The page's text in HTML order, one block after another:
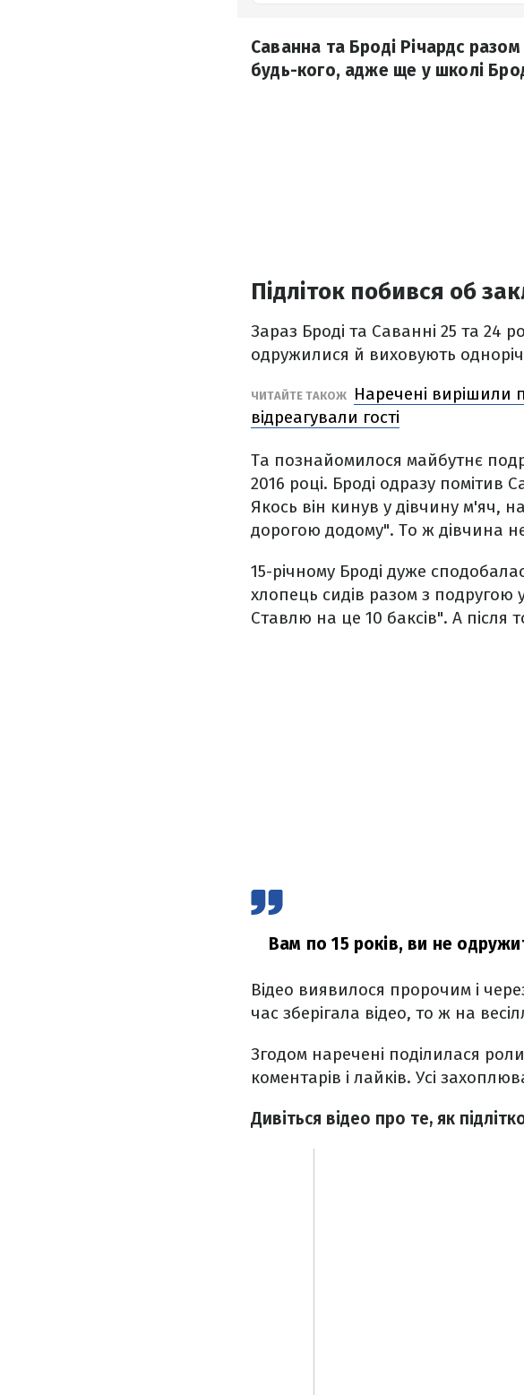
Саванна та Броді Річардс
будь-кого, адже ще у школі
Підліток побився об
Зараз Броді та Саванні 25 та 24
одружилися й виховують
ЧИТАЙТЕ ТАКОЖ
Наречені вирішили
відреагували гості
Та познайомилося майбутнє
2016 році. Броді одразу помітив
Якось він кинув у дівчину м'яч,
дорогою додому". То ж дівчина
15-річному Броді дуже
хлопець сидів разом з подругою
Ставлю на це 10 баксів". А після
Вам по 15 років, ви не
Відео виявилося пророчим і
час зберігала відео, то ж на
Згодом наречені поділилася
коментарів і лайків. Усі
Дивіться відео про те, як